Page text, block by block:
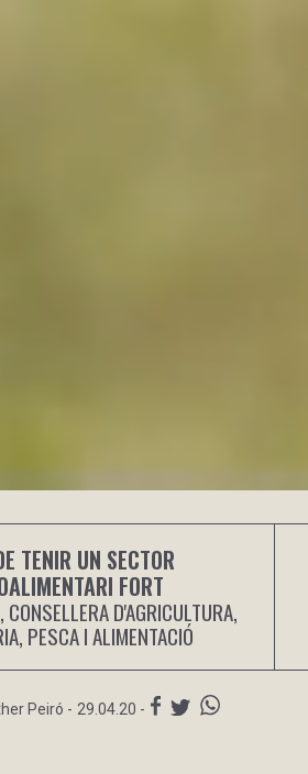
TENIR UN SECTOR
FORT
CONSELLERA D'AGRICULTURA,
PESCA I ALIMENTACIÓ
Peiró - 29.04.20 -